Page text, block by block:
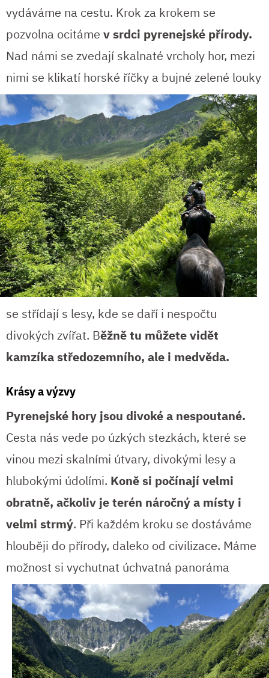
vydáváme na cestu. Krok za krokem se
pozvolna ocitáme v srdci pyrenejské přírody.
Nad námi se zvedají skalnaté vrcholy hor, mezi
nimi se klikatí horské říčky a bujné zelené louky
se střídají s lesy, kde se daří i nespočtu
divokých zvířat. Běžně tu můžete vidět
kamzíka středozemního, ale i medvěda.
Krásy a výzvy
Pyrenejské hory jsou divoké a nespoutané.
Cesta nás vede po úzkých stezkách, které se
vinou mezi skalními útvary, divokými lesy a
hlubokými údolími. Koně si počínají velmi
obratně, ačkoliv je terén náročný a místy i
velmi strmý. Při každém kroku se dostáváme
hlouběji do přírody, daleko od civilizace. Máme
možnost si vychutnat úchvatná panoráma